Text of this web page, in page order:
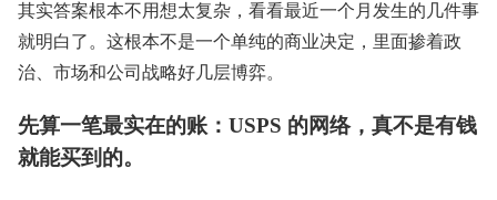
其实答案根本不用想太复杂，看看最近一个月发生的几件事
就明白了。这根本不是一个单纯的商业决定，里面掺着政
治、市场和公司战略好几层博弈。
先算一笔最实在的账：USPS 的网络，真不是有钱
就能买到的。